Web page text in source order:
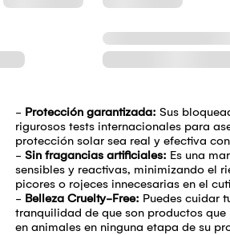
- Protección garantizada: Sus
rigurosos tests internacionales para
protección solar sea real y efectiva
-Sin fragancias artificiales: Es una
sensibles y reactivas, minimizando el
picores o rojeces innecesarias en el
- Belleza Cruelty-Free: Puedes cuidar
tranquilidad de que son productos que
en animales en ninguna etapa de su